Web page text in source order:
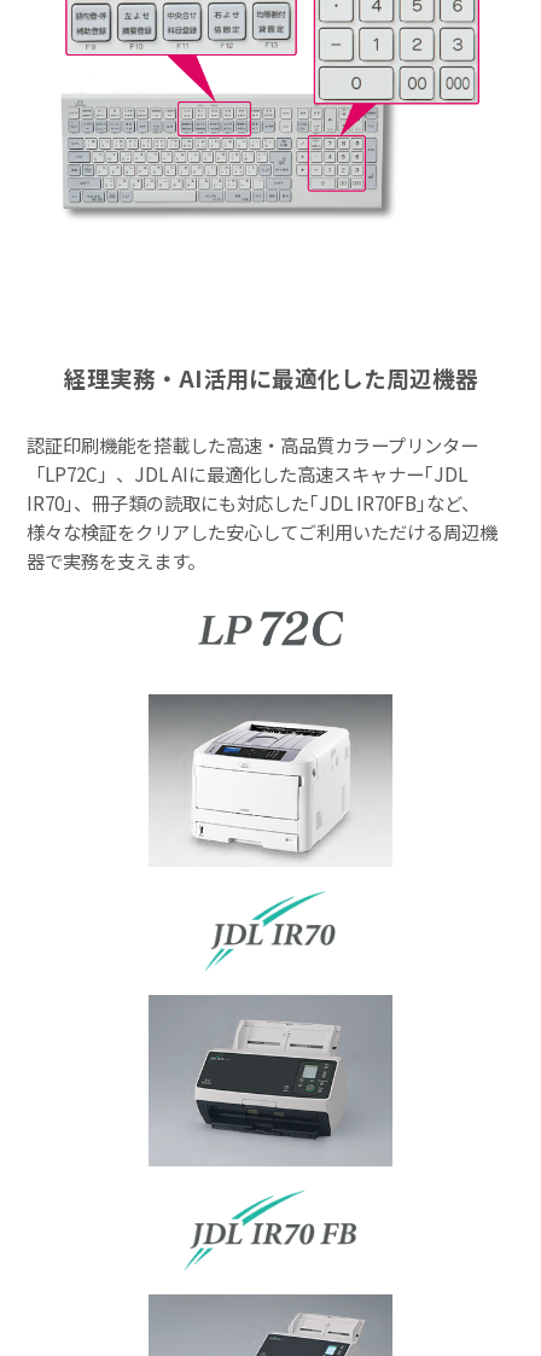
経理実務・AI活用に最適化した周辺機器
認証印刷機能を搭載した高速・高品質カラープリンター
「LP72C」、JDL AIに最適化した高速スキャナー｢JDL
IR70｣、冊子類の読取にも対応した｢JDL IR70FB｣など、
様々な検証をクリアした安心してご利用いただける周辺機
器で実務を支えます。